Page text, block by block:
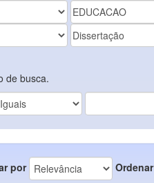
de busca.
por Ordenar